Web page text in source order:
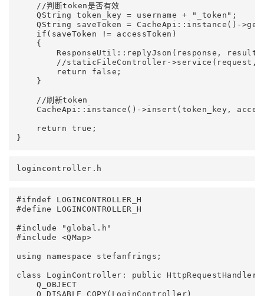
    //判断token是否有效
    QString token_key = username + "_token";
QString saveToken = CacheApi::instance()-
    if(saveToken != accessToken)
    {
ResponseUtil::replyJson(response,
//staticFileController->service(request,
        return false;
    }
    //刷新token
CacheApi::instance()->insert(token_key,
    return true;
logincontroller.h
#ifndef LOGINCONTROLLER_H
#define LOGINCONTROLLER_H
#include "global.h"
#include <QMap>
using namespace stefanfrings;
class LoginController: public HttpRequestHandler
    Q_OBJECT
    Q_DISABLE_COPY(LoginController)